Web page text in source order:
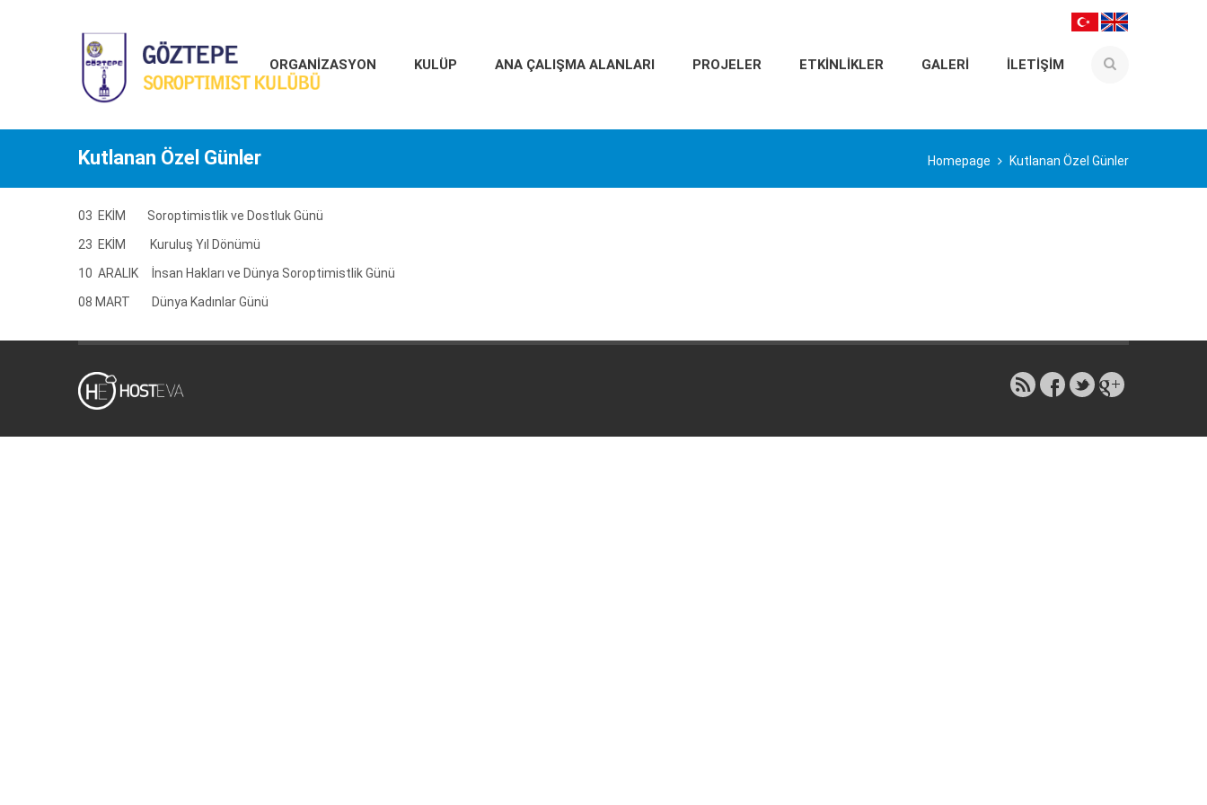
ORGANİZASYON KULÜP ANA ÇALIŞMA ALANLARI PROJELER ETKINLIKLER GALERI İLETIŞIM
Kutlanan Özel Günler Homepage Kutlanan Özel Günler
03 EKİM Soroptimistlik ve Dostluk Günü
23 EKİM Kuruluş Yıl Dönümü
10 ARALIK İnsan Hakları ve Dünya Soroptimistlik Günü
08 MART Dünya Kadınlar Günü